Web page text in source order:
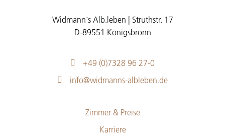
Widmann´s Alb.leben | Struthstr. 17
D-89551 Königsbronn
+49 (0)7328 96 27-0
info@widmanns-albleben.de
Zimmer & Preise
Karriere